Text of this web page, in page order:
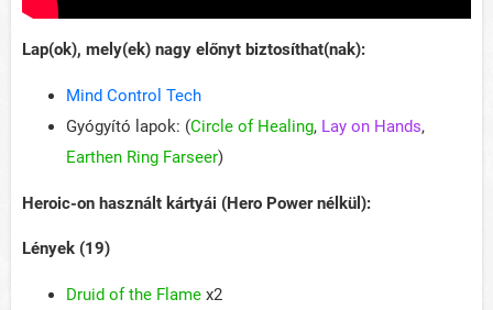
Lap(ok), mely(ek) nagy előnyt biztosíthat(nak):
Mind Control Tech
Gyógyító lapok: (Circle of Healing, Lay on Hands,
Earthen Ring Farseer)
Heroic-on használt kártyái (Hero Power nélkül):
Lények (19)
Druid of the Flame x2